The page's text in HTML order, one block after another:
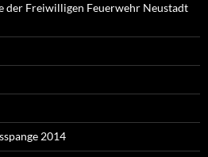
der Freiwilligen Feuerwehr Neustadt
2014